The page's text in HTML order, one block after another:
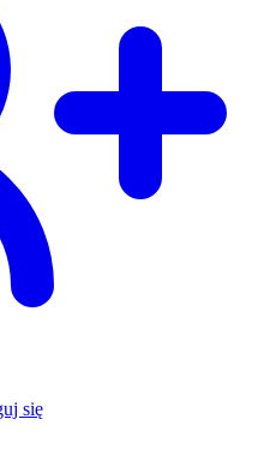
się